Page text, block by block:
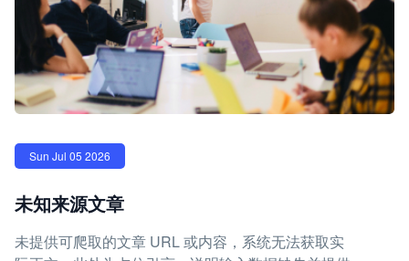
Sun Jul 05 2026
未知来源文章
未提供可爬取的文章 URL 或内容，系统无法获取实